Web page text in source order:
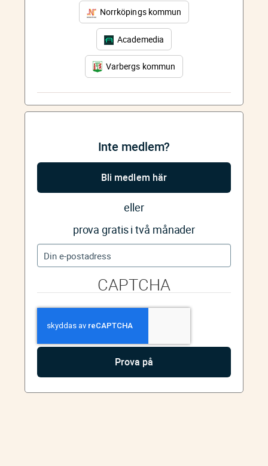
Norrköpings kommun
Academedia
Varbergs kommun
Inte medlem?
Bli medlem här
eller
prova gratis i två månader
CAPTCHA